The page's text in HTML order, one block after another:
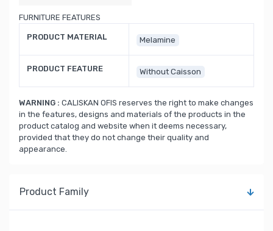
FURNITURE FEATURES
PRODUCT MATERIAL Melamine
PRODUCT FEATURE Without Caisson
WARNING : CALISKAN OFIS reserves the right to make changes
in the features, designs and materials of the products in the
product catalog and website when it deems necessary,
provided that they do not change their quality and
appearance.
Product Family